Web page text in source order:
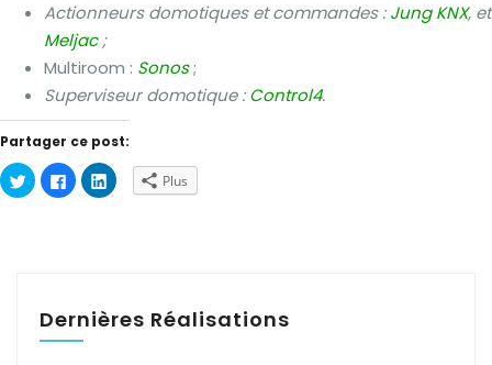
Actionneurs domotiques et commandes :Jung KNX, et
Meljac;
Multiroom : Sonos;
Superviseur domotique :Control4.
Partager ce post:
Cliquez
pour
partager
Cliquez
pour
partager
Cliquez
pour Plus
Dernières Réalisations